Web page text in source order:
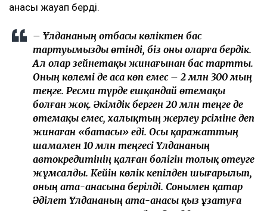
анасы жауап берді.
– Ұлдананың отбасы көліктен бас
тартуымызды өтінді, біз оны оларға бердік.
Ал олар зейнетақы жинағынан бас тартты.
Оның көлемі де аса көп емес – 2 млн 300 мың
теңге. Ресми түрде ешқандай өтемақы
болған жоқ. Әкімдік берген 20 млн теңге де
өтемақы емес, халықтың жерлеу рәсіміне деп
жинаған «батасы» еді. Осы қаражаттың
шамамен 10 млн теңгесі Ұлдананың
автокредитінің қалған бөлігін толық өтеуге
жұмсалды. Кейін көлік кепілден шығарылып,
оның ата-анасына берілді. Сонымен қатар
Әділет Ұлдананың ата-анасы қыз ұзатуға